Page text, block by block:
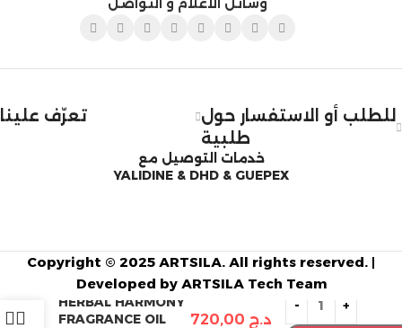
تعرّف علينا
للطلب أو الاستفسار حول
طلبية
خدمات التوصيل مع
YALIDINE & DHD & GUEPEX
Copyright © 2025 ARTSILA. All rights reserved. |
Developed by ARTSILA Tech Team
HERBAL HARMONY
FRAGRANCE OIL
د.ج